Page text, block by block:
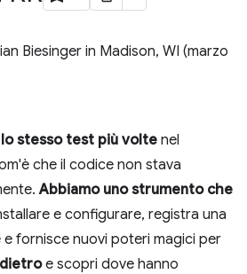
Biesinger in Madison, WI (marzo
stesso test più volte nel
che il codice non stava
Abbiamo uno strumento che
e configurare, registra una
fornisce nuovi poteri magici per
e scopri dove hanno